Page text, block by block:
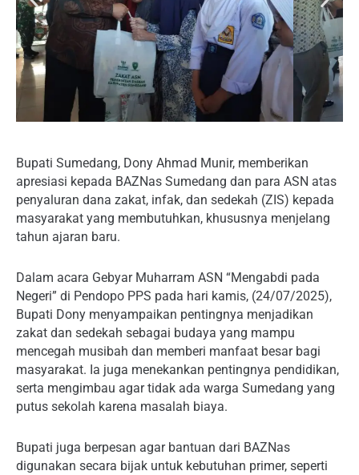
Bupati Sumedang, Dony Ahmad Munir, memberikan
apresiasi kepada BAZNas Sumedang dan para ASN atas
penyaluran dana zakat, infak, dan sedekah (ZIS) kepada
masyarakat yang membutuhkan, khususnya menjelang
tahun ajaran baru.
Dalam acara Gebyar Muharram ASN “Mengabdi pada
Negeri” di Pendopo PPS pada hari kamis, (24/07/2025),
Bupati Dony menyampaikan pentingnya menjadikan
zakat dan sedekah sebagai budaya yang mampu
mencegah musibah dan memberi manfaat besar bagi
masyarakat. Ia juga menekankan pentingnya pendidikan,
serta mengimbau agar tidak ada warga Sumedang yang
putus sekolah karena masalah biaya.
Bupati juga berpesan agar bantuan dari BAZNas
digunakan secara bijak untuk kebutuhan primer, seperti